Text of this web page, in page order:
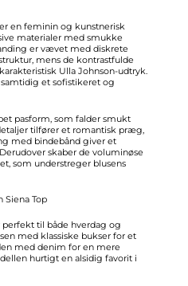
er en feminin og kunstnerisk
materialer med smukke
er vævet med diskrete
mens de kontrastfulde
Ulla Johnson-udtryk.
et sofistikeret og
pasform, som falder smukt
tilfører et romantisk præg,
med bindebånd giver et
skaber de voluminøse
som understreger blusens
Siena Top
perfekt til både hverdag og
med klassiske bukser for et
med denim for en mere
hurtigt en alsidig favorit i